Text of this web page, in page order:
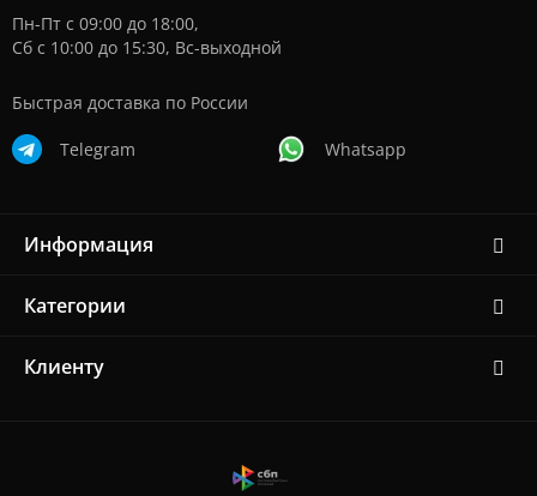
Пн-Пт с 09:00 до 18:00,
Сб с 10:00 до 15:30, Вс-выходной
Быстрая доставка по России
Telegram Whatsapp
Информация
Категории
Клиенту